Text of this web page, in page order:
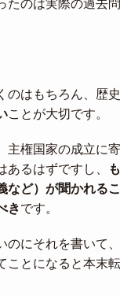
たのは実際の過去
のはもちろん、歴
ことが大切です。
主権国家の成立に
あるはずですし、
など）が聞かれる
きです。
のにそれを書いて
とになると本末転